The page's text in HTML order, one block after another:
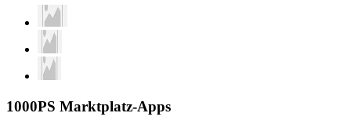
1000PS Marktplatz-Apps